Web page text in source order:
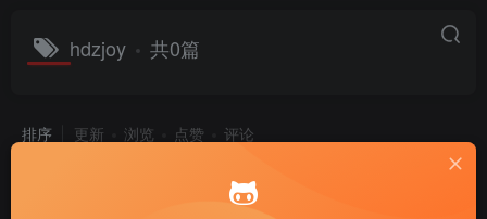
hdzjoy 共0篇
排序 更新 浏览 点赞 评论